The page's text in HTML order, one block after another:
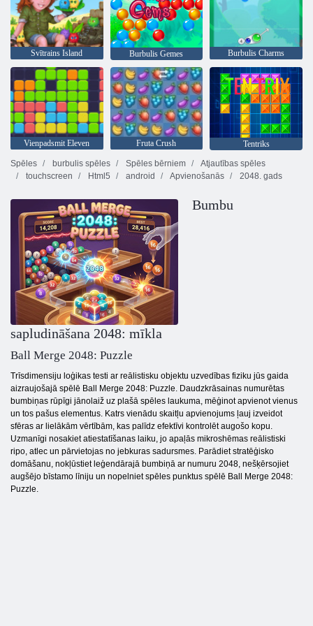
Svītrains Island Burbulis Gemes Burbulis Charms
Vienpadsmit Eleven Fruta Crush
Tentriks
Spēles
burbulis spēles Spēles bērniem
Atjautības spēles
touchscreen
Html5 android Apvienošanās 2048. gads
Bumbu
sapludināšana 2048: mīkla
Ball Merge 2048: Puzzle
Trīsdimensiju loģikas testi ar reālistisku objektu uzvedības fiziku jūs gaida
aizraujošajā spēlē Ball Merge 2048: Puzzle. Daudzkrāsainas numurētas
bumbiņas rūpīgi jānolaiž uz plašā spēles laukuma, mēģinot apvienot vienus
un tos pašus elementus. Katrs vienādu skaitļu apvienojums ļauj izveidot
sfēras ar lielākām vērtībām, kas palīdz efektīvi kontrolēt augošo kopu.
Uzmanīgi nosakiet atiestatīšanas laiku, jo apaļās mikroshēmas reālistiski
ripo, atlec un pārvietojas no jebkuras sadursmes. Parādiet stratēģisko
domāšanu, nokļūstiet leģendārajā bumbiņā ar numuru 2048, nešķērsojiet
augšējo bīstamo līniju un nopelniet spēles punktus spēlē Ball Merge 2048:
Puzzle.